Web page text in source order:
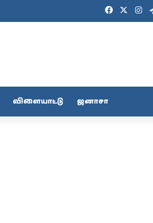
Facebook
விளையாட்டு ஜனாசா